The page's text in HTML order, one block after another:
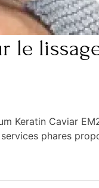
le
Keratin Caviar
phares